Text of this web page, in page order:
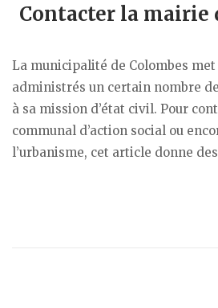
Contacter la mairie
La municipalité de Colombes
administrés un certain nombre
à sa mission d’état civil. Pour
communal d’action social ou
l’urbanisme, cet article donne